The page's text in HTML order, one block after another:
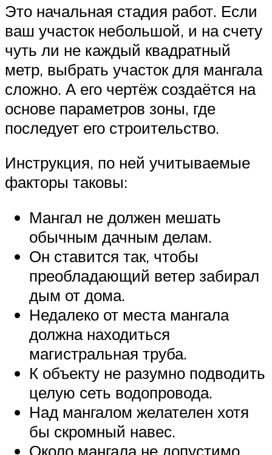
Это начальная стадия работ. Если
ваш участок небольшой, и на счету
чуть ли не каждый квадратный
метр, выбрать участок для мангала
сложно. А его чертёж создаётся на
основе параметров зоны, где
последует его строительство.
Инструкция, по ней учитываемые
факторы таковы:
Мангал не должен мешать
обычным дачным делам.
Он ставится так, чтобы
преобладающий ветер забирал
дым от дома.
Недалеко от места мангала
должна находиться
магистральная труба.
К объекту не разумно подводить
целую сеть водопровода.
Над мангалом желателен хотя
бы скромный навес.
Около мангала не допустимо